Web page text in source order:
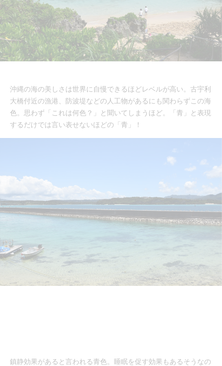
沖縄の海の美しさは世界に自慢できるほどレベルが高い。古宇利
大橋付近の漁港、防波堤などの人工物があるにも関わらずこの海
色。思わず「これは何色？」と聞いてしまうほど。「青」と表現
するだけでは言い表せないほどの「青」！
鎮静効果があると言われる青色。睡眠を促す効果もあるそうなの